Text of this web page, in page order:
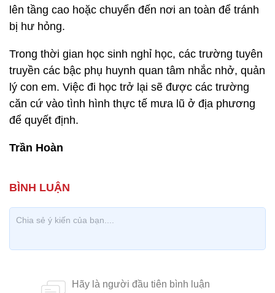
lên tầng cao hoặc chuyển đến nơi an toàn để tránh
bị hư hỏng.
Trong thời gian học sinh nghỉ học, các trường tuyên
truyền các bậc phụ huynh quan tâm nhắc nhở, quản
lý con em. Việc đi học trở lại sẽ được các trường
căn cứ vào tình hình thực tế mưa lũ ở địa phương
để quyết định.
Trần Hoàn